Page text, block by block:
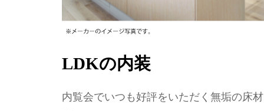
LDKの内装
内覧会でいつも好評をいただく無垢の床